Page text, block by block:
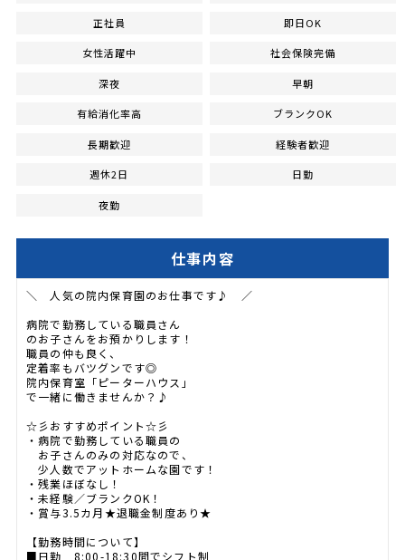
正社員 即日OK
女性活躍中 社会保険完備
深夜 早朝
有給消化率高 ブランクOK
長期歓迎 経験者歓迎
週休2日 日勤
夜勤
仕事内容
＼ 人気の院内保育園のお仕事です♪ ／
病院で勤務している職員さん
のお子さんをお預かりします！
職員の仲も良く、
定着率もバツグンです◎
院内保育室「ピーターハウス」
で一緒に働きませんか？♪
☆彡おすすめポイント☆彡
・病院で勤務している職員の
お子さんのみの対応なので、
少人数でアットホームな園です！
・残業ほぼなし！
・未経験／ブランクOK！
・賞与3.5カ月★退職金制度あり★
【勤務時間について】
■日勤 8:00-18:30間でシフト制